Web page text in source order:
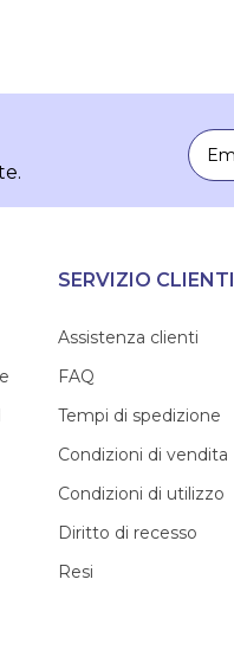
Email
SERVIZIO CLIENTI
Assistenza clienti
FAQ
Tempi di spedizione
Condizioni di vendita
Condizioni di utilizzo
Diritto di recesso
Resi